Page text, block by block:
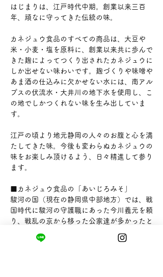
はじまりは、江戸時代中期。創業以来三百
年、頑なに守ってきた伝統の味。
カネジュウ食品のすべての商品は、大豆や
米・小麦・塩を原料に、創業以来共に歩んで
きた麹によってつくり出されたカネジュウに
しか出せない味わいです。麹づくりや味噌や
あま酒の仕込みに欠かせない水には、南アル
プスの伏流水・大井川の地下水を使用し、こ
の地でしかつくれない味を生み出していま
す。
江戸の頃より地元静岡の人々のお腹と心を満
たしてきた味。今後も変わらぬカネジュウの
味をお楽しみ頂けるよう、日々精進して参り
ます。
■カネジュウ食品の「あいじろみそ」
駿河の国（現在の静岡県中部地方）では、戦
国時代に駿河の守護職にあった今川義元を頼
り、戦乱の京から移った公家達が多かったと
噌が造れないかと考え、様々な試行錯誤を重